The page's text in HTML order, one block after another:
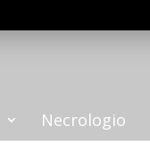
Necrologio